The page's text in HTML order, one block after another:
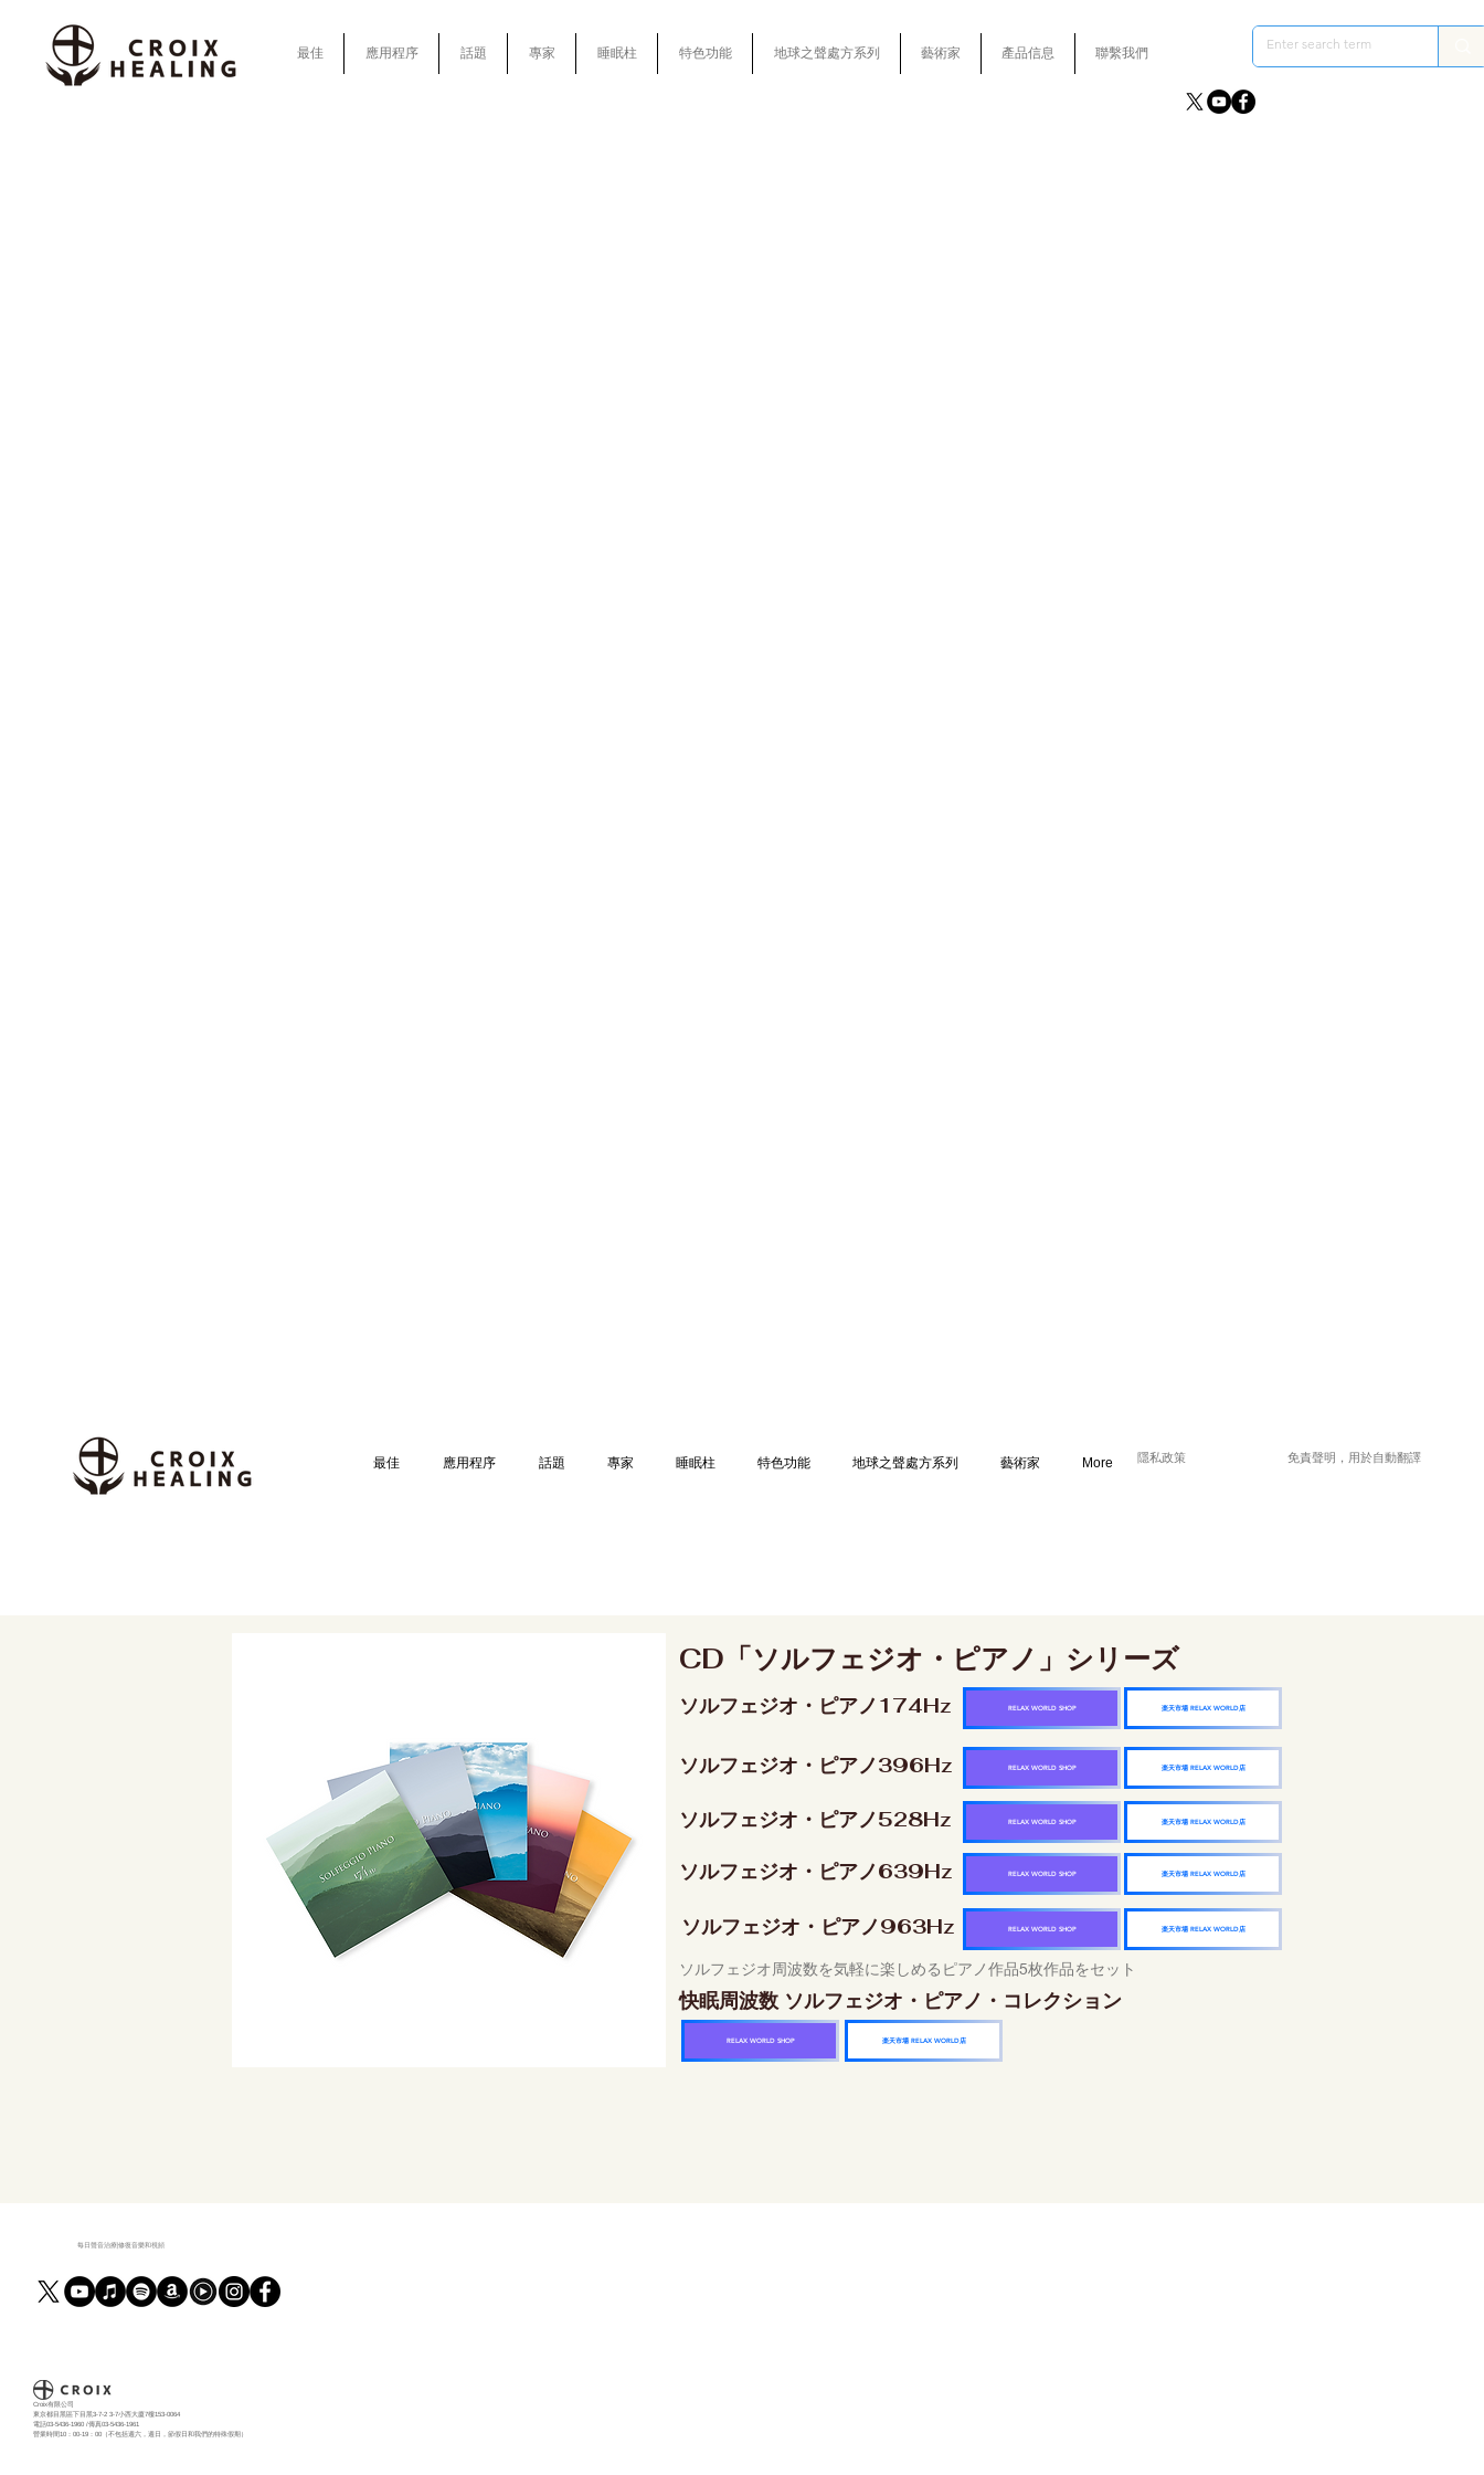
最佳 應用程序 話題 專家 睡眠柱 特色功能 地球之聲處方系列 藝術家 產品信息 聯繫我們
最佳 應用程序 話題 專家 睡眠柱 特色功能 地球之聲處方系列 藝術家 More 隱私政策 免責聲明，用於自動翻譯
CD「ソルフェジオ・ピアノ」シリーズ
ソルフェジオ・ピアノ174Hz 楽天市場 RELAX WORLD店
RELAX WORLD SHOP
ソルフェジオ・ピアノ396Hz 楽天市場 RELAX WORLD店
RELAX WORLD SHOP
ソルフェジオ・ピアノ528Hz 楽天市場 RELAX WORLD店
RELAX WORLD SHOP
ソルフェジオ・ピアノ639Hz 楽天市場 RELAX WORLD店
RELAX WORLD SHOP
ソルフェジオ・ピアノ963Hz 楽天市場 RELAX WORLD店
RELAX WORLD SHOP
ソルフェジオ周波数を気軽に楽しめるピアノ作品5枚作品をセット
快眠周波数 ソルフェジオ・ピアノ・コレクション
RELAX WORLD SHOP 楽天市場 RELAX WORLD店
每日聲音治療|修復音樂和視頻
Croix有限公司
東京都目黑區下目黑3-7-2 3-7小西大廈7樓153-0064
電話03-5436-1960 /傳真03-5436-1961
營業時間10：00-19：00（不包括週六，週日，節假日和我們的特殊假期）